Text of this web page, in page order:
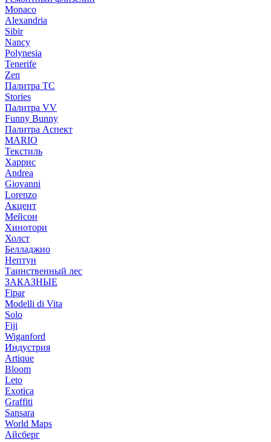
Monaco
Alexandria
Sibir
Nancy
Polynesia
Tenerife
Zen
Палитра TC
Stories
Палитра VV
Funny Bunny
Палитра Аспект
MARIO
Текстиль
Харрис
Andrea
Giovanni
Lorenzo
Акцент
Мейсон
Хинотори
Холст
Белладжио
Нептун
Таинственный лес
ЗАКАЗНЫЕ
Fipar
Modelli di Vita
Solo
Fiji
Wiganford
Индустрия
Artique
Bloom
Leto
Exotica
Graffiti
Sansara
World Maps
Айсберг